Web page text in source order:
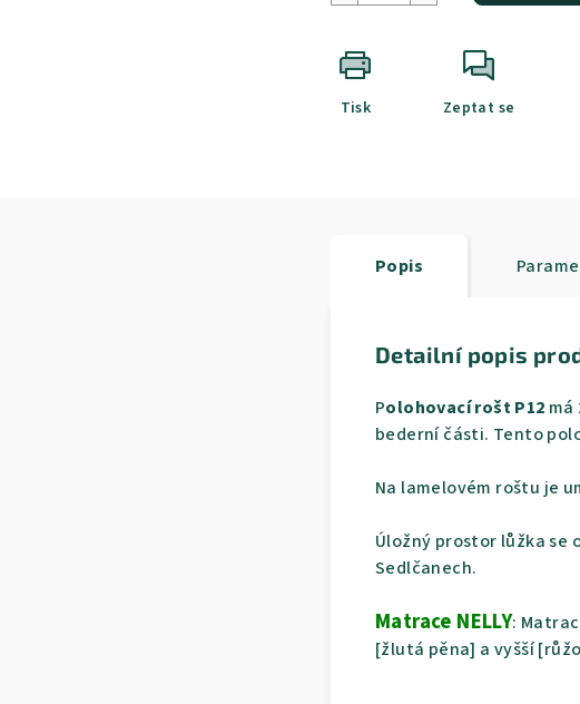
Tisk Zeptat se
Popis
Detailní popis
Polohovací rošt P12
bederní části. Tento
Na lamelovém roštu je
Úložný prostor lůžka se
Sedlčanech.
Matrace NELLY:
[žlutá pěna] a vyšší